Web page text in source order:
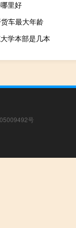
里好
车最大年龄
学本部是几本
号